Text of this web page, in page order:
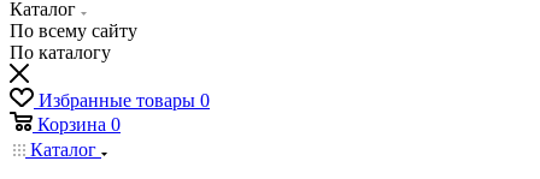
Каталог
По всему сайту
По каталогу
Избранные товары 0
Корзина 0
Каталог